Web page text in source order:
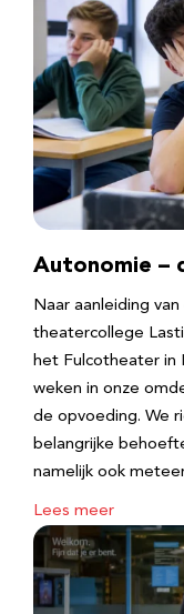
Autonomie –
Naar aanleiding
theatercollege
het Fulcotheater in
weken in onze
de opvoeding. We
belangrijke
namelijk ook
Lees meer